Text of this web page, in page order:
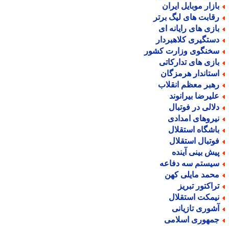
موبایل ایران
های لیگ برتر
های رایانه ای
کلاهبردار
وزارت کشور
های تدارکاتی
هرمزگان
معظم انقلاب
بیرانوند
در فوتبال
امدادی
استقلال
استقلال
بینی آینده
سه دفاعه
مایلی کهن
تبریز
استقلال
تازیانی
اسلامی